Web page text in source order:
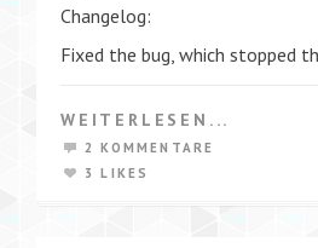
Changelog:
Fixed the bug, which stopped
WEITERLESEN...
2 KOMMENTARE
3 LIKES